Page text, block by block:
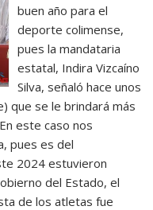
buen año para el
deporte colimense,
pues la mandataria
estatal, Indira Vizcaíno
Silva, señaló hace unos
que se le brindará más
este caso nos
pues es del
2024 estuvieron
del Estado, el
de los atletas fue